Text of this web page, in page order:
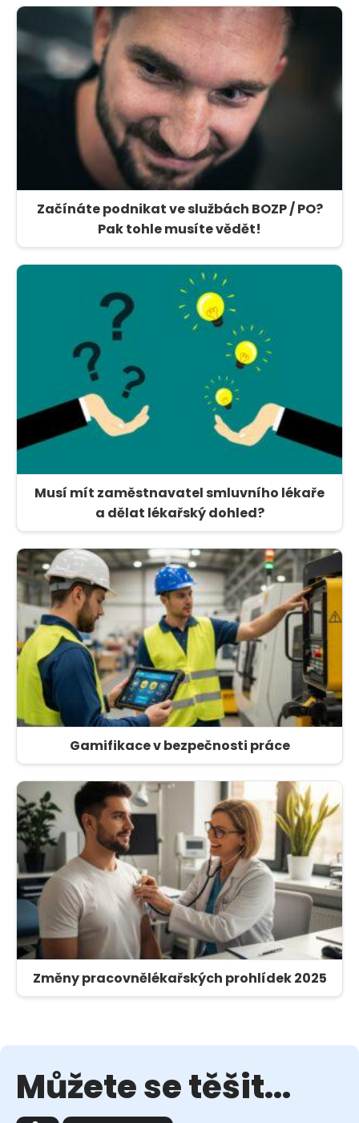
Začínáte podnikat ve službách BOZP / PO?
Pak tohle musíte vědět!
Musí mít zaměstnavatel smluvního lékaře
a dělat lékařský dohled?
Gamifikace v bezpečnosti práce
Změny pracovnělékařských prohlídek 2025
Můžete se těšit...